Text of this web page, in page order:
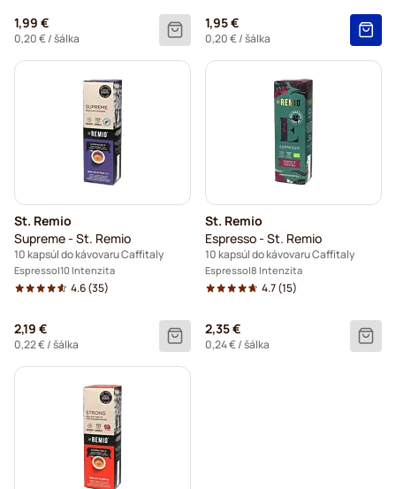
1,99 €
0,20 €/ šálka
1,95 €
0,20 €/ šálka
St. Remio
Supreme - St. Remio
10 kapsúl do kávovaru Caffitaly
Espresso 10 Intenzita
4.6(35)
2,19 €
0,22 €/ šálka
St. Remio
Espresso - St. Remio
10 kapsúl do kávovaru Caffitaly
Espresso 8 Intenzita
4.7(15)
2,35 €
0,24 €/ šálka